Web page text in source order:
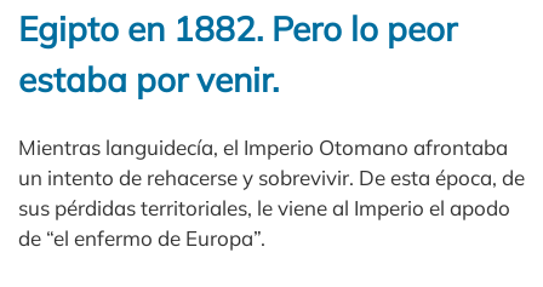
Egipto en 1882. Pero lo peor
estaba por venir.
Mientras languidecía, el Imperio Otomano afrontaba
un intento de rehacerse y sobrevivir. De esta época, de
sus pérdidas territoriales, le viene al Imperio el apodo
de “el enfermo de Europa”.